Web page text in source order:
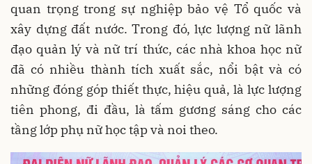
quan trọng trong sự nghiệp bảo vệ Tổ quốc và
xây dựng đất nước. Trong đó, lực lượng nữ lãnh
đạo quản lý và nữ trí thức, các nhà khoa học nữ
đã có nhiều thành tích xuất sắc, nổi bật và có
những đóng góp thiết thực, hiệu quả, là lực lượng
tiên phong, đi đầu, là tấm gương sáng cho các
tầng lớp phụ nữ học tập và noi theo.